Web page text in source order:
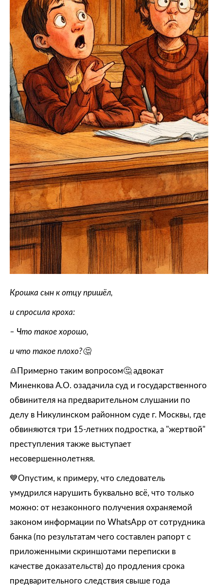
Крошка сын к отцу пришёл,
и спросила кроха:
– Что такое хорошо,
и что такое плохо?🤔
♎️Примерно таким вопросом🤔 адвокат
Миненкова А.О. озадачила суд и государственного
обвинителя на предварительном слушании по
делу в Никулинском районном суде г. Москвы, где
обвиняются три 15-летних подростка, а "жертвой"
преступления также выступает
несовершеннолетняя.
💙Опустим, к примеру, что следователь
умудрился нарушить буквально всё, что только
можно: от незаконного получения охраняемой
законом информации по WhatsApp от сотрудника
банка (по результатам чего составлен рапорт с
приложенными скриншотами переписки в
качестве доказательств) до продления срока
предварительного следствия свыше года